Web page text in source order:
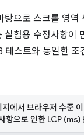
탕으로 스크롤 영역
실험용 수정사항이
테스트와 동일한 조
에서 브라우저 수준
항으로 인한 LCP (ms)